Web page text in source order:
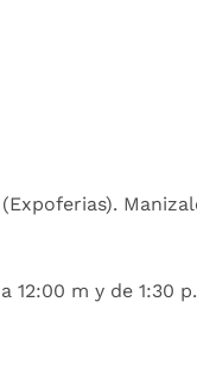
m y de 1:30